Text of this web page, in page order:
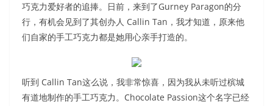
巧克力爱好者的追捧。日前，来到了Gurney Paragon的分
行，有机会见到了其创办人 Callin Tan ，我才知道，原来他
们自家的手工巧克力都是她用心亲手打造的。
听到 Callin Tan这么说，我非常惊喜，因为我从未听过槟城
有道地制作的手工巧克力。Chocolate Passion这个名字已经